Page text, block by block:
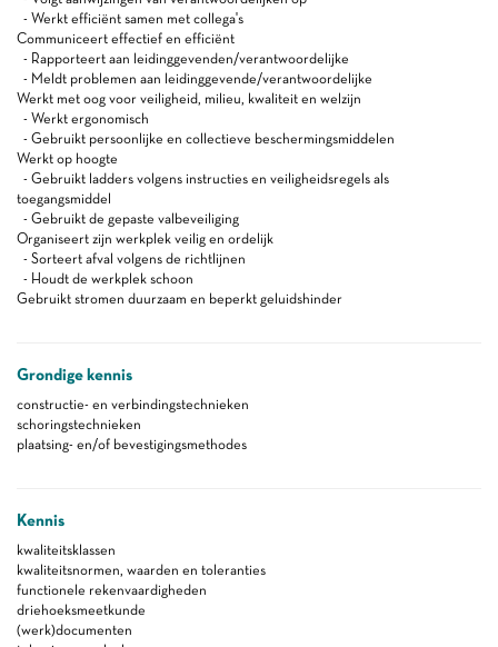
- Werkt efficiënt samen met collega's
Communiceert effectief en efficiënt
- Rapporteert aan leidinggevenden/verantwoordelijke
- Meldt problemen aan leidinggevende/verantwoordelijke
Werkt met oog voor veiligheid, milieu, kwaliteit en welzijn
- Werkt ergonomisch
- Gebruikt persoonlijke en collectieve beschermingsmiddelen
Werkt op hoogte
- Gebruikt ladders volgens instructies en veiligheidsregels als
toegangsmiddel
- Gebruikt de gepaste valbeveiliging
Organiseert zijn werkplek veilig en ordelijk
- Sorteert afval volgens de richtlijnen
- Houdt de werkplek schoon
Gebruikt stromen duurzaam en beperkt geluidshinder
Grondige kennis
constructie- en verbindingstechnieken
schoringstechnieken
plaatsing- en/of bevestigingsmethodes
Kennis
kwaliteitsklassen
kwaliteitsnormen, waarden en toleranties
functionele rekenvaardigheden
driehoeksmeetkunde
(werk)documenten